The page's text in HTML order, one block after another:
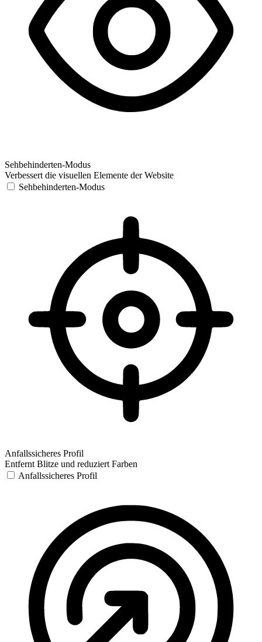
Sehbehinderten-Modus
Verbessert die visuellen Elemente der Website
Sehbehinderten-Modus
Anfallssicheres Profil
Entfernt Blitze und reduziert Farben
Anfallssicheres Profil